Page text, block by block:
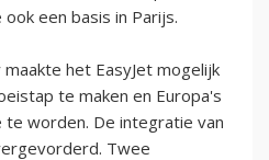
een basis in Parijs.
het EasyJet mogelijk
te maken en Europa's
worden. De integratie van
Twee